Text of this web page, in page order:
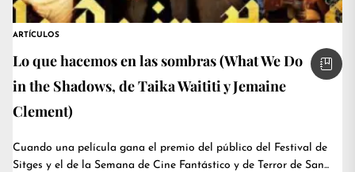
ARTÍCULOS
Lo que hacemos en las sombras (What We Do
in the Shadows, de Taika Waititi y Jemaine
Clement)
Cuando una película gana el premio del público del Festival de
Sitges y el de la Semana de Cine Fantástico y de Terror de San...